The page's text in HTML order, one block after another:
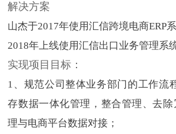
解决方案
山杰于2017年使用汇信跨境电商ERP系
2018年上线使用汇信出口业务管理系
实现项目目标：
1、规范公司整体业务部门的工作流
存数据一体化管理，整合管理、去
理与电商平台数据对接；